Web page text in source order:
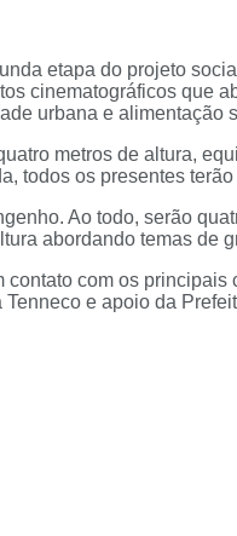
etapa do projeto
cinematográficos que
urbana e alimentação
metros de altura,
todos os presentes
Ao todo, serão
abordando temas de
com os
e apoio da